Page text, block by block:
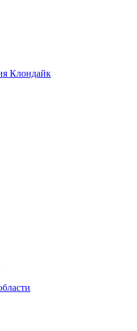
Клондайк